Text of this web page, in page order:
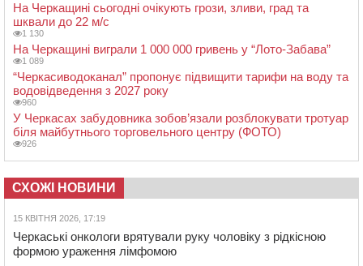
На Черкащині сьогодні очікують грози, зливи, град та
шквали до 22 м/с
1 130
На Черкащині виграли 1 000 000 гривень у “Лото-Забава”
1 089
“Черкасиводоканал” пропонує підвищити тарифи на воду та
водовідведення з 2027 року
960
У Черкасах забудовника зобов’язали розблокувати тротуар
біля майбутнього торговельного центру (ФОТО)
926
СХОЖІ НОВИНИ
15 КВІТНЯ 2026, 17:19
Черкаські онкологи врятували руку чоловіку з рідкісною
формою ураження лімфомою